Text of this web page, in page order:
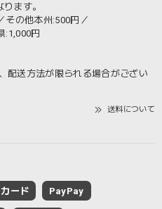
ます。
その他本州:500円／
:1,000円
配送方法が限られる場合がござい
送料について
ード PayPay